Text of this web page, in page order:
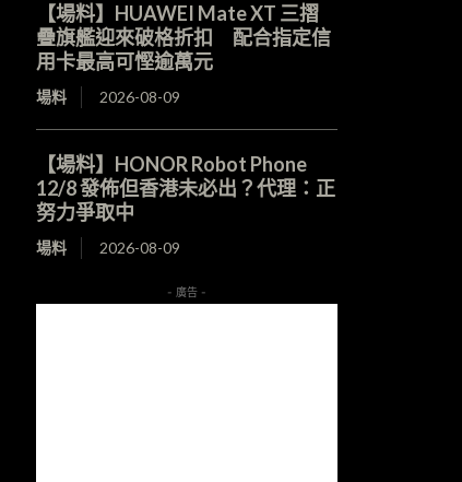
【場料】HUAWEI Mate XT 三摺
疊旗艦迎來破格折扣 配合指定信
用卡最高可慳逾萬元
場料 2026-08-09
【場料】HONOR Robot Phone
12/8 發佈但香港未必出？代理：正
努力爭取中
場料 2026-08-09
- 廣告 -